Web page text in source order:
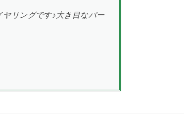
リングです♪大き目なパー